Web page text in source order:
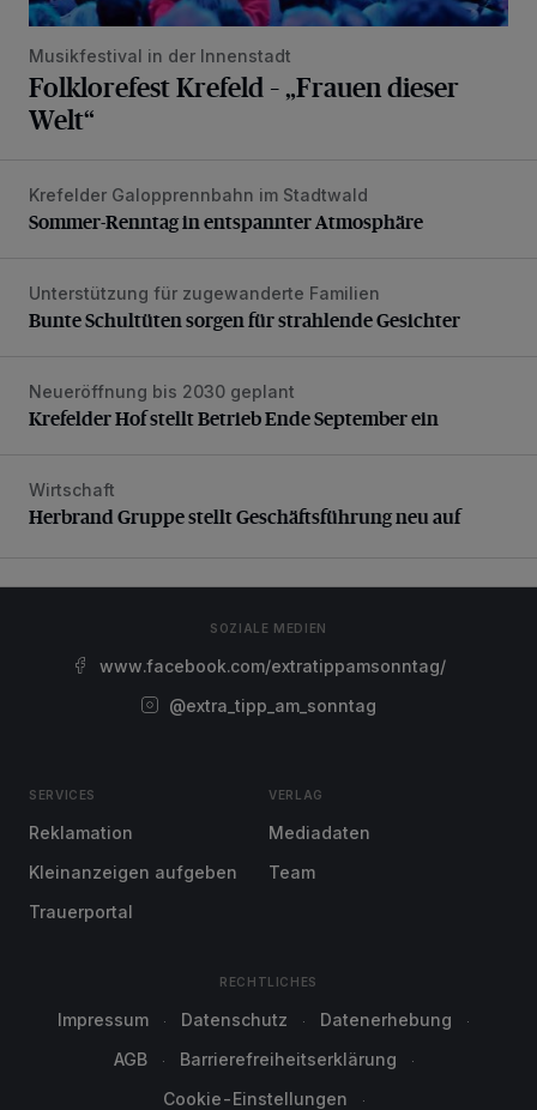
Musikfestival in der Innenstadt
Folklorefest Krefeld – „Frauen dieser
Welt“
Sommer-Renntag in entspannter Atmosphäre
Krefelder Galopprennbahn im Stadtwald
Sommer-Renntag in entspannter Atmosphäre
Bunte Schultüten sorgen für strahlende Gesichter
Unterstützung für zugewanderte Familien
Bunte Schultüten sorgen für strahlende Gesichter
Krefelder Hof stellt Betrieb Ende September ein
Neueröffnung bis 2030 geplant
Krefelder Hof stellt Betrieb Ende September ein
Herbrand Gruppe stellt Geschäftsführung neu auf
Wirtschaft
Herbrand Gruppe stellt Geschäftsführung neu auf
SOZIALE MEDIEN
www.facebook.com/extratippamsonntag/
@extra_tipp_am_sonntag
SERVICES
Reklamation
Kleinanzeigen aufgeben
Trauerportal
VERLAG
Mediadaten
Team
RECHTLICHES
Impressum Datenschutz
Datenerhebung
AGB
Barrierefreiheitserklärung
Cookie-Einstellungen